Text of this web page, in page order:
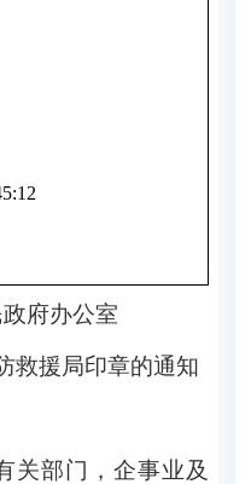
府办公室
救援局印章的通知
关部门，企事业及